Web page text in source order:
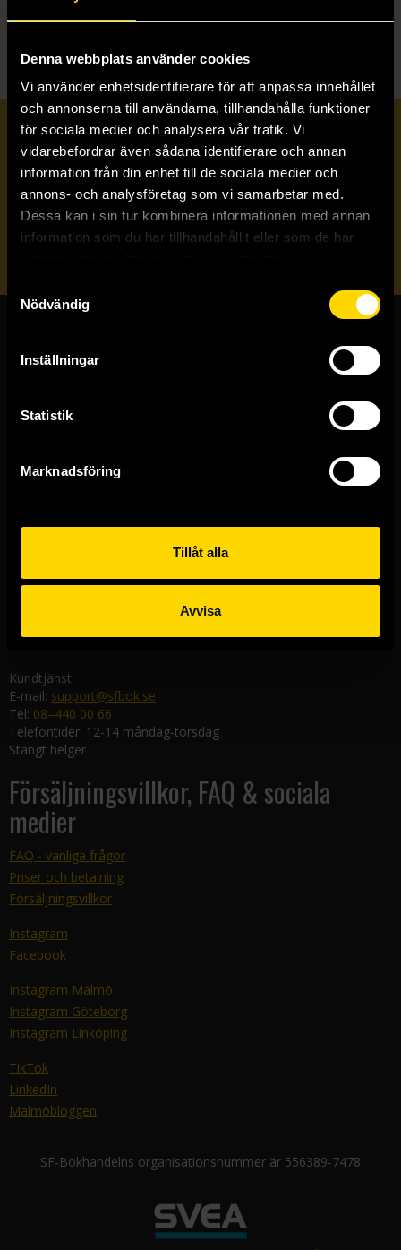
Denna webbplats använder cookies
Vi använder enhetsidentifierare för att anpassa innehållet
och annonserna till användarna, tillhandahålla funktioner
för sociala medier och analysera vår trafik. Vi
vidarebefordrar även sådana identifierare och annan
information från din enhet till de sociala medier och
annons- och analysföretag som vi samarbetar med.
Dessa kan i sin tur kombinera informationen med annan
information som du har tillhandahållit eller som de har
Nödvändig
Inställningar
Statistik
Marknadsföring
Tillåt alla
Avvisa
Prenumerera på vårt nyhetsbrev
Veckobrevet
Skicka
Butiker & kundtjänst
Västerlånggatan 48
Göteborgsbutiken
Kungsgatan 19
Malmöbutiken
582 19 Linköping
Kundtjänst
E-mail: support@sfbok.se
Tel: 08–440 00 66
Telefontider: 12-14 måndag-torsdag
Stängt helger
Försäljningsvillkor, FAQ & sociala
medier
FAQ - vanliga frågor
Priser och betalning
Försäljningsvillkor
Instagram
Facebook
Instagram Malmö
Instagram Göteborg
Instagram Linköping
TikTok
LinkedIn
Malmöbloggen
SF-Bokhandelns organisationsnummer är 556389-7478